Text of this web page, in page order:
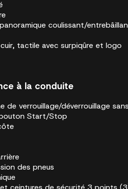
coulissant/
tactile avec surpiqûre et logo
à la conduite
de verrouillage/déverrouillage
Start/Stop
des pneus